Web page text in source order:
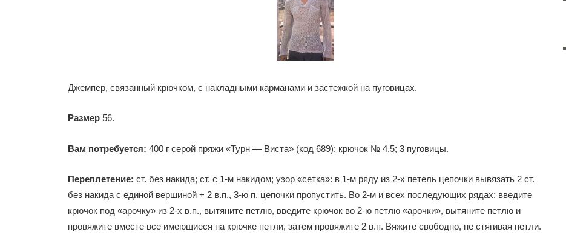
Джемпер, связанный крючком, с накладными карманами и застежкой на пуговицах.
Размер 56.
Вам потребуется: 400 г серой пряжи «Турн — Виста» (код 689); крючок № 4,5; 3 пуговицы.
Переплетение: ст. без накида; ст. с 1-м накидом; узор «сетка»: в 1-м ряду из 2-х петель цепочки вывязать 2 ст.
без накида с единой вершиной + 2 в.п., 3-ю п. цепочки пропустить. Во 2-м и всех последующих рядах: введите
крючок под «арочку» из 2-х в.п., вытяните петлю, введите крючок во 2-ю петлю «арочки», вытяните петлю и
провяжите вместе все имеющиеся на крючке петли, затем провяжите 2 в.п. Вяжите свободно, не стягивая петли.